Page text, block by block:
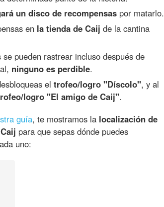
un disco de recompensas por matarlo.
en la tienda de Caij de la cantina
pueden rastrear incluso después de
ninguno es perdible.
el trofeo/logro "Díscolo", y al
logro "El amigo de Caij".
guía, te mostramos la localización de
para que sepas dónde puedes
uno: